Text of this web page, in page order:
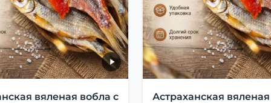
вяленая вобла с
Астраханская